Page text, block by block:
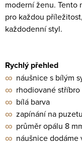
moderní ženu. Tento
pro každou
každodenní styl.
Rychlý přehled
∞ náušnice s bílým
∞ rhodiované
∞ bílá barva
∞ zapínání na puzetu
∞ průměr opálu 8
∞ náušnice